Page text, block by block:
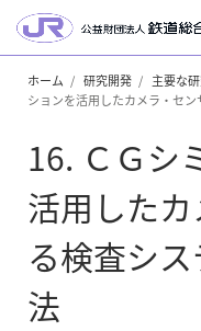
ホーム 研究開発 主要な
ションを活用したカメラ・セ
16. ＣＧシ
活用した
る検査シ
法